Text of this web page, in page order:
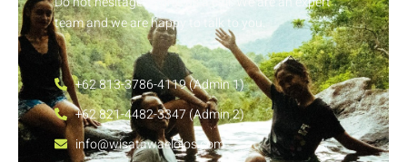
team and we are happy to talk to you.
+62 813-3786-4119 (Admin 1)
+62 821-4482-3347 (Admin 2)
info@wisatawaelolos.com